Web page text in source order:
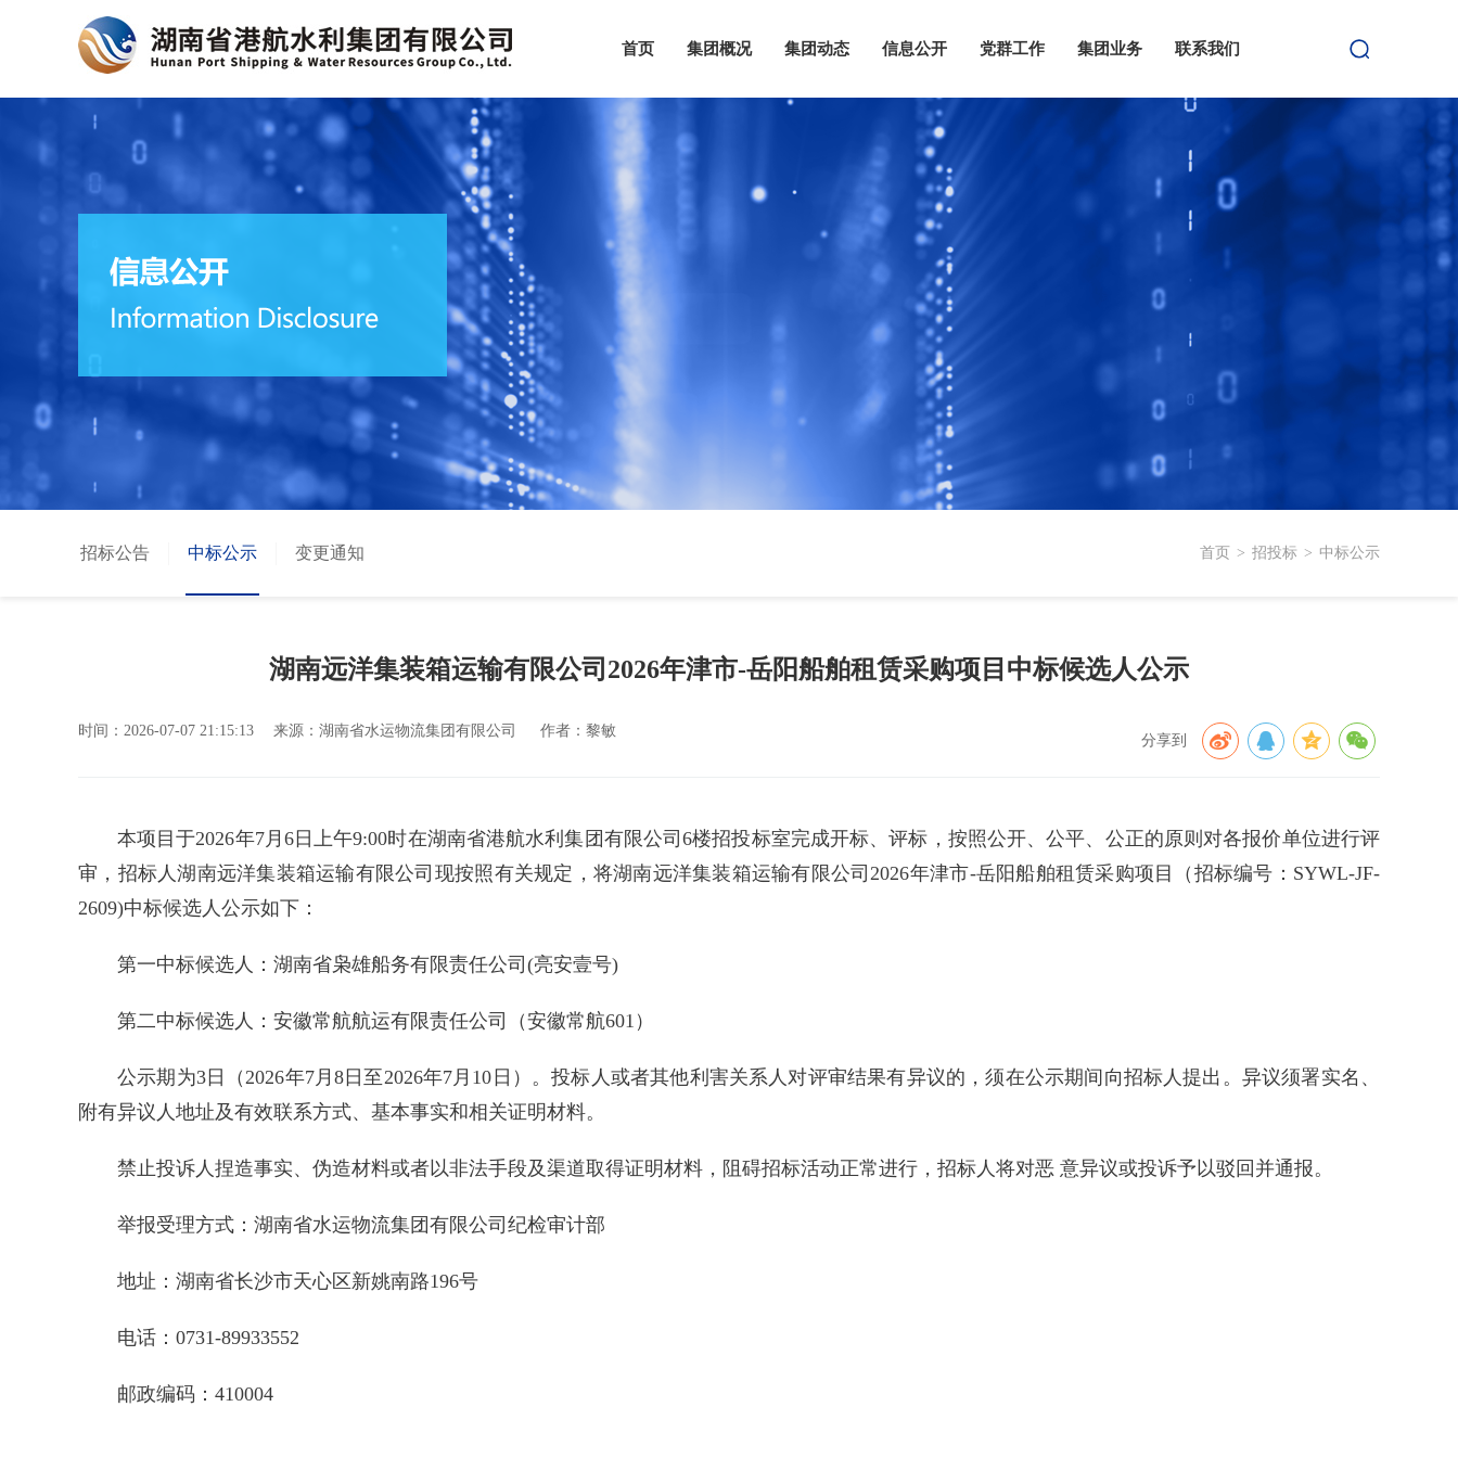
首页 集团概况 集团动态 信息公开 党群工作 集团业务 联系我们
招标公告 中标公示 变更通知 首页 > 招投标 > 中标公示
湖南远洋集装箱运输有限公司2026年津市-岳阳船舶租赁采购项目中标候选人公示
时间： 2026-07-07 21:15:13 来源： 湖南省水运物流集团有限公司 作者： 黎敏
分享到
本项目于2026年7月6日上午9:00时在湖南省港航水利集团有限公司6楼招投标室完成开标、评标，按照公开、公平、公正的原则对各报价单位进行评
审，招标人湖南远洋集装箱运输有限公司现按照有关规定，将湖南远洋集装箱运输有限公司2026年津市-岳阳船舶租赁采购项目（招标编号：SYWL-JF-
2609)中标候选人公示如下：
第一中标候选人：湖南省枭雄船务有限责任公司(亮安壹号)
第二中标候选人：安徽常航航运有限责任公司（安徽常航601）
公示期为3日（2026年7月8日至2026年7月10日）。投标人或者其他利害关系人对评审结果有异议的，须在公示期间向招标人提出。异议须署实名、
附有异议人地址及有效联系方式、基本事实和相关证明材料。
禁止投诉人捏造事实、伪造材料或者以非法手段及渠道取得证明材料，阻碍招标活动正常进行，招标人将对恶 意异议或投诉予以驳回并通报。
举报受理方式：湖南省水运物流集团有限公司纪检审计部
地址：湖南省长沙市天心区新姚南路196号
电话：0731-89933552
邮政编码：410004